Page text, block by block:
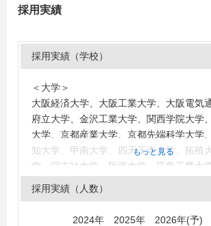
採用実績
採用実績（学校）
＜大学＞
大阪経済大学、大阪工業大学、大阪電気
府立大学、金沢工業大学、関西学院大学
大学、京都産業大学、京都先端科学大学
知大学、甲南大学、四天王寺大学、拓殖
学、同志社大学、阪南大学、広島工業大
文教大学、立命館大学、琉球大学、龍谷大
もっと見る
採用実績（人数）
2024年 2025年 2026年(予)